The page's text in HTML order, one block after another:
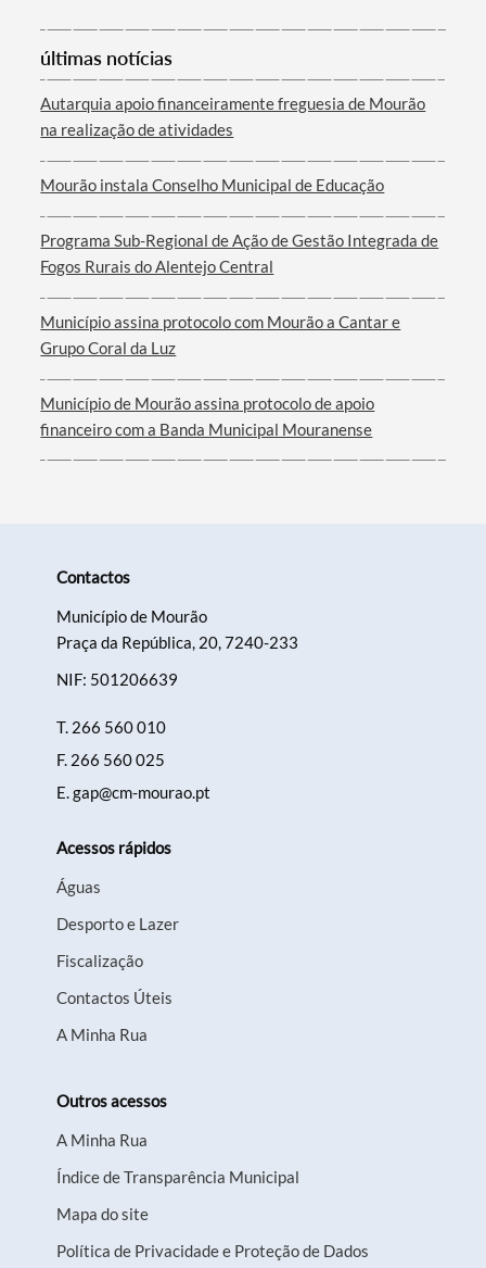
Filtros
últimas notícias
Autarquia apoio financeiramente freguesia de Mourão
na realização de atividades
Mourão instala Conselho Municipal de Educação
Programa Sub-Regional de Ação de Gestão Integrada de
Fogos Rurais do Alentejo Central
Município assina protocolo com Mourão a Cantar e
Grupo Coral da Luz
Município de Mourão assina protocolo de apoio
financeiro com a Banda Municipal Mouranense
Contactos
Município de Mourão
Praça da República, 20, 7240-233
NIF: 501206639
T. 266 560 010
F. 266 560 025
E.gap@cm-mourao.pt
Acessos rápidos
Águas
Desporto e Lazer
Fiscalização
Contactos Úteis
A Minha Rua
Outros acessos
A Minha Rua
Índice de Transparência Municipal
Mapa do site
Política de Privacidade e Proteção de Dados